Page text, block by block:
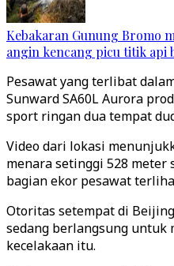
Kebakaran Gunung Bromo
angin kencang picu titik api
Pesawat yang terlibat
Sunward SA60L Aurora
sport ringan dua tempat
Video dari lokasi
menara setinggi 528
bagian ekor pesawat
Otoritas setempat di
sedang berlangsung untuk
kecelakaan itu.